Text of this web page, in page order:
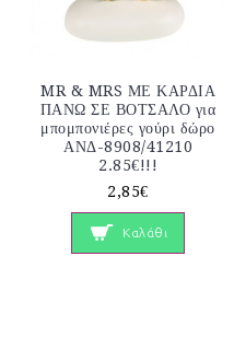
MR & MRS ΜΕ ΚΑΡΔΙΑ
ΠΑΝΩ ΣΕ ΒΟΤΣΑΛΟ για
μπομπονιέρες γούρι δώρο
ΑΝΔ-8908/41210
2.85€!!!
2,85€
Καλάθι